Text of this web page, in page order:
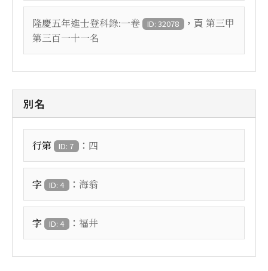
隆慶五年進士登科錄:一卷 ID: 32078 ，頁 第三甲
第三百一十一名
別名
行第 ID: 7 ： 四
字 ID: 4 ： 海翁
字 ID: 4 ： 福井